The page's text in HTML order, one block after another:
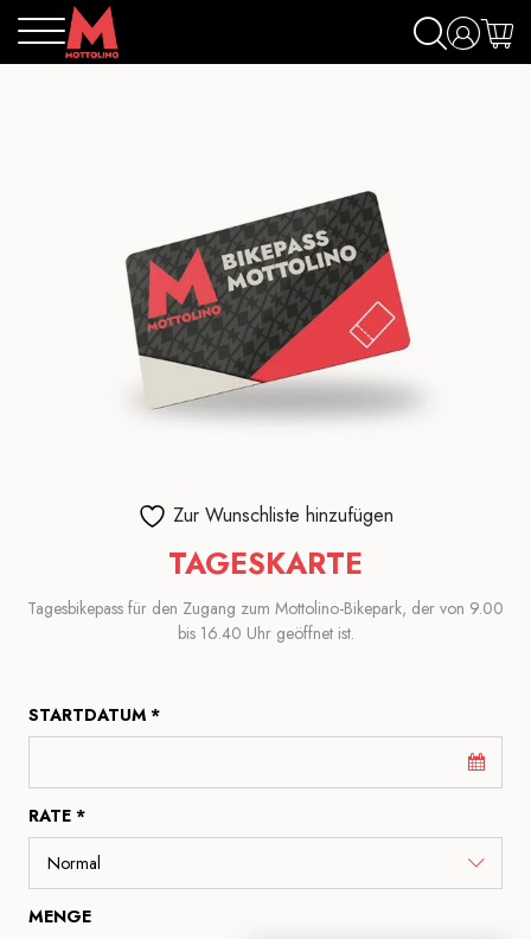
Zur Wunschliste hinzufügen
TAGESKARTE
Tagesbikepass für den Zugang zum Mottolino-Bikepark, der von 9.00
bis 16.40 Uhr geöffnet ist.
STARTDATUM *
RATE *
MENGE